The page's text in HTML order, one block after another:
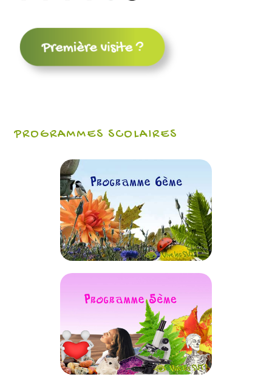
PROGRAMMES SCOLAIRES